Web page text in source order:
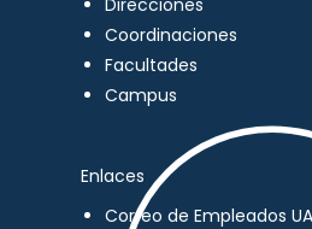
Direcciones
Coordinaciones
Facultades
Campus
Enlaces
Correo de Empleados